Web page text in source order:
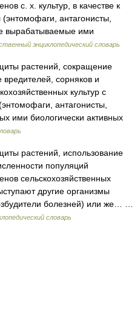
с. х. культур, в качестве к
антагонисты,
вырабатываемые ими
энциклопедический словарь
растений, сокращение
сорняков и
культур с
антагонисты,
ими биологически активных
растений, использование
популяций
сельскохозяйственных
другие организмы
болезней) или же… …
словарь